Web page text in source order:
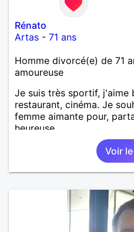
Rénato
Artas - 71 ans
Homme divorcé(e) de 71
amoureuse
Je suis très sportif, j'aime
restaurant, cinéma. Je
femme aimante pour,
heureuse.
Voir